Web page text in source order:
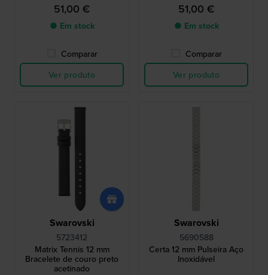
51,00 €
● Em stock
Comparar
Ver produto
51,00 €
● Em stock
Comparar
Ver produto
Swarovski
5723412
Matrix Tennis 12 mm
Bracelete de couro preto
acetinado
Swarovski
5690588
Certa 12 mm Pulseira Aço
Inoxidável